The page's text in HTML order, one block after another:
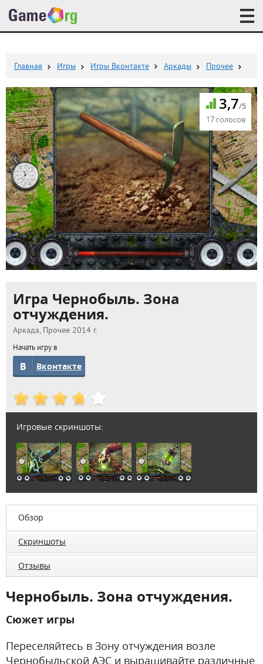
Главная Игры Игры Вконтакте Аркады Прочее
3,7/5
17 голосов
Игра Чернобыль. Зона
отчуждения.
Аркада, Прочее 2014 г.
Начать игру в
Вконтакте
Игровые скриншоты:
Обзор
Скриншоты
Отзывы
Чернобыль. Зона отчуждения.
Сюжет игры
Переселяйтесь в Зону отчуждения возле
Чернобыльской АЭС и выращивайте различные